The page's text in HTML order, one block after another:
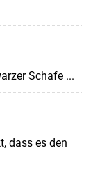
Schafe ...
dass es den